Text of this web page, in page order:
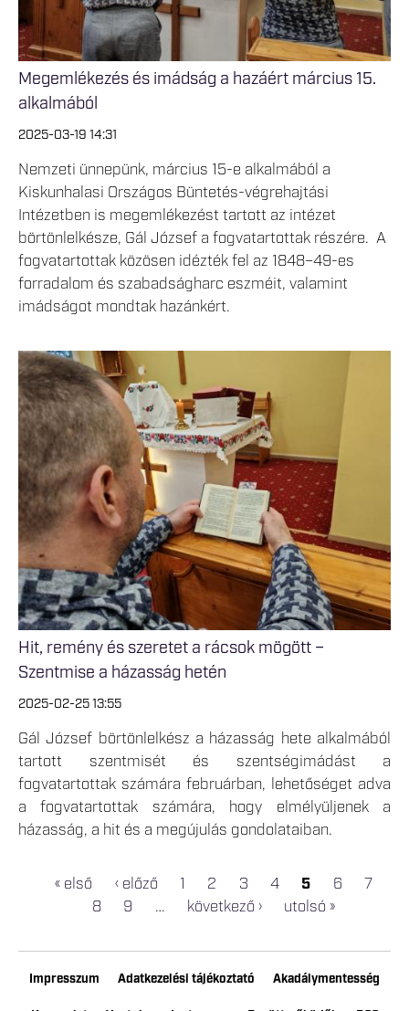
Megemlékezés és imádság a hazáért március 15.
alkalmából
2025-03-19 14:31
Nemzeti ünnepünk, március 15-e alkalmából a
Kiskunhalasi Országos Büntetés-végrehajtási
Intézetben is megemlékezést tartott az intézet
börtönlelkésze, Gál József a fogvatartottak részére. A
fogvatartottak közösen idézték fel az 1848–49-es
forradalom és szabadságharc eszméit, valamint
imádságot mondtak hazánkért.
Hit, remény és szeretet a rácsok mögött –
Szentmise a házasság hetén
2025-02-25 13:55
Gál József börtönlelkész a házasság hete alkalmából
tartott szentmisét és szentségimádást a
fogvatartottak számára februárban, lehetőséget adva
a fogvatartottak számára, hogy elmélyüljenek a
házasság, a hit és a megújulás gondolataiban.
« első ‹ előző 1 2 3 4 5 6
7
8
9 … következő › utolsó »
Impresszum Adatkezelési tájékoztató Akadálymentesség